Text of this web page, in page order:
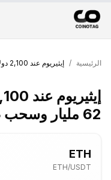
الرئيسية /
62 مليار وسحب صناديق Truth Social
ETH
ETH/USDT